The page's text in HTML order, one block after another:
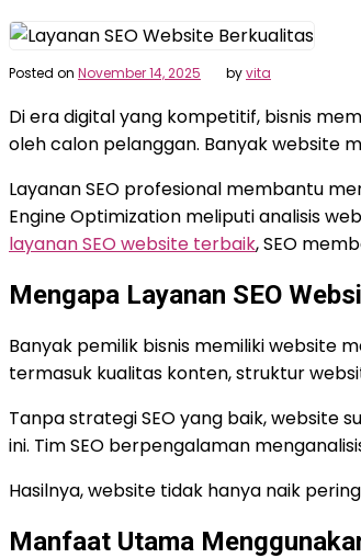
Posted on November 14, 2025 byvita
Di era digital yang kompetitif, bisnis
oleh calon pelanggan. Banyak website
Layanan SEO profesional membantu
Engine Optimization meliputi analisis
layanan SEO website terbaik, SEO
Mengapa Layanan SEO
Banyak pemilik bisnis memiliki website
termasuk kualitas konten, struktur
Tanpa strategi SEO yang baik, website
ini. Tim SEO berpengalaman
Hasilnya, website tidak hanya naik
Manfaat Utama